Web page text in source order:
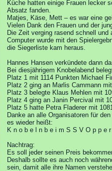
Küche hatten einige Frauen lecker
Absatz fanden.
Matjes, Käse, Mett – es war eine
Vielen Dank den Frauen und der
Die Zeit verging rasend schnell
Computer wurde mit den
die Siegerliste kam heraus.
Hannes Hansen verkündete dann
Bei diesjährigem Knobelabend
Platz 1 mit 1114 Punkten Michael
Platz 2 ging an Marlis Cammann
Platz 3 belegte Klaus Mehlen mit
Platz 4 ging an Janin Percival mit
Platz 5 hatte Petra Fladerer mit
Danke an alle Organisatoren für
es wieder heißt:
K n o b e l n b e i m S S V O p p e
Nachtrag:
Es soll jeder seinen Preis
Deshalb sollte es auch noch
sein, damit alle ihre Namen